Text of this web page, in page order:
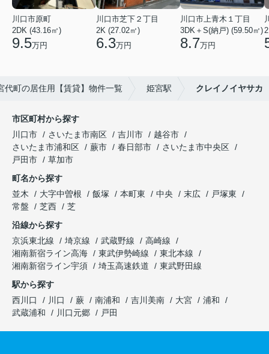
川口市原町
2DK (43.16㎡)
9.5万円
川口市芝下２丁目
2K (27.02㎡)
6.3万円
川口市上青木１丁目
3DK＋S(納戸) (59.50㎡)
8.7万円
代町の居住用【賃貸】物件一覧 姫宮駅 クレイノイヤサカ
市区町村から探す
川口市
さいたま市南区 吉川市
越谷市
さいたま市浦和区
蕨市 春日部市
さいたま市中央区
戸田市
草加市
町名から探す
並木
大字中曽根 飯塚 本町東 中央 末広
戸塚東
常盤
芝西
芝
沿線から探す
京浜東北線
埼京線 武蔵野線
高崎線
湘南新宿ライン高海
東武伊勢崎線
東北本線
湘南新宿ライン宇須
埼玉高速鉄道
東武野田線
駅から探す
西川口
川口 蕨 南浦和 吉川美南 大宮
浦和
武蔵浦和
川口元郷 戸田